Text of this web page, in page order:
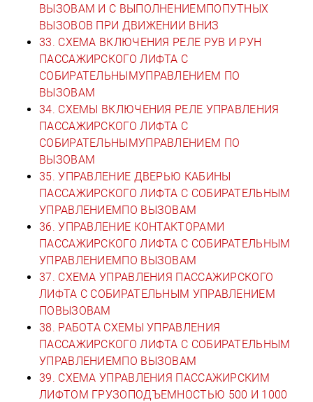
ВЫЗОВАМ И С ВЫПОЛНЕНИЕМПОПУТНЫХ
ВЫЗОВОВ ПРИ ДВИЖЕНИИ ВНИЗ
33. СХЕМА ВКЛЮЧЕНИЯ РЕЛЕ РУВ И РУН
ПАССАЖИРСКОГО ЛИФТА С
СОБИРАТЕЛЬНЫМУПРАВЛЕНИЕМ ПО
ВЫЗОВАМ
34. СХЕМЫ ВКЛЮЧЕНИЯ РЕЛЕ УПРАВЛЕНИЯ
ПАССАЖИРСКОГО ЛИФТА С
СОБИРАТЕЛЬНЫМУПРАВЛЕНИЕМ ПО
ВЫЗОВАМ
35. УПРАВЛЕНИЕ ДВЕРЬЮ КАБИНЫ
ПАССАЖИРСКОГО ЛИФТА С СОБИРАТЕЛЬНЫМ
УПРАВЛЕНИЕМПО ВЫЗОВАМ
36. УПРАВЛЕНИЕ КОНТАКТОРАМИ
ПАССАЖИРСКОГО ЛИФТА С СОБИРАТЕЛЬНЫМ
УПРАВЛЕНИЕМПО ВЫЗОВАМ
37. СХЕМА УПРАВЛЕНИЯ ПАССАЖИРСКОГО
ЛИФТА С СОБИРАТЕЛЬНЫМ УПРАВЛЕНИЕМ
ПОВЫЗОВАМ
38. РАБОТА СХЕМЫ УПРАВЛЕНИЯ
ПАССАЖИРСКОГО ЛИФТА С СОБИРАТЕЛЬНЫМ
УПРАВЛЕНИЕМПО ВЫЗОВАМ
39. СХЕМА УПРАВЛЕНИЯ ПАССАЖИРСКИМ
ЛИФТОМ ГРУЗОПОДЪЕМНОСТЬЮ 500 И 1000